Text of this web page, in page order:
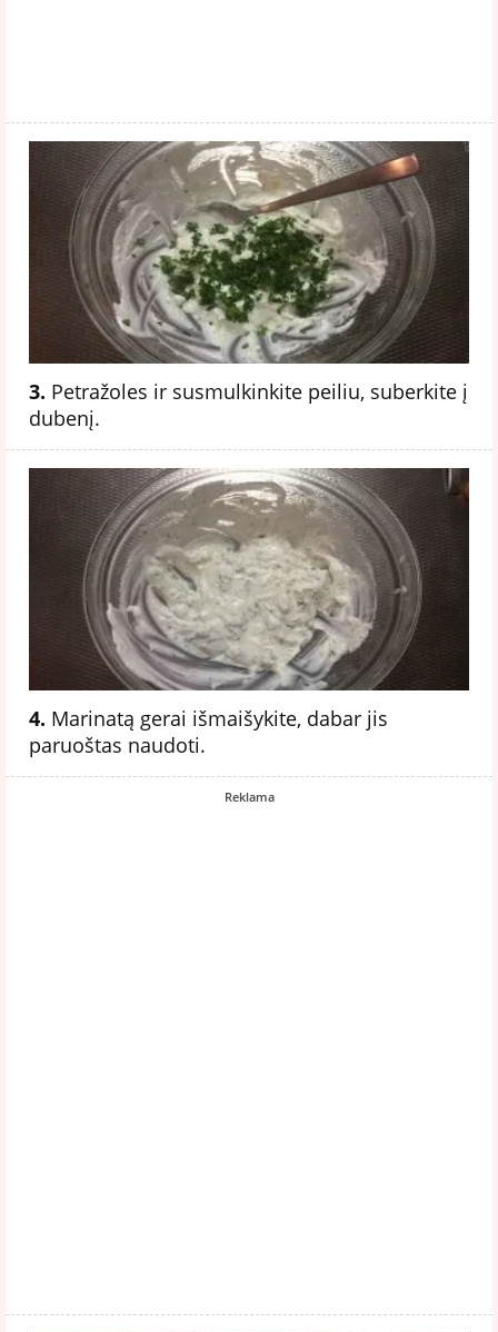
3. Petražoles ir susmulkinkite peiliu, suberkite į
dubenį.
4. Marinatą gerai išmaišykite, dabar jis
paruoštas naudoti.
Reklama